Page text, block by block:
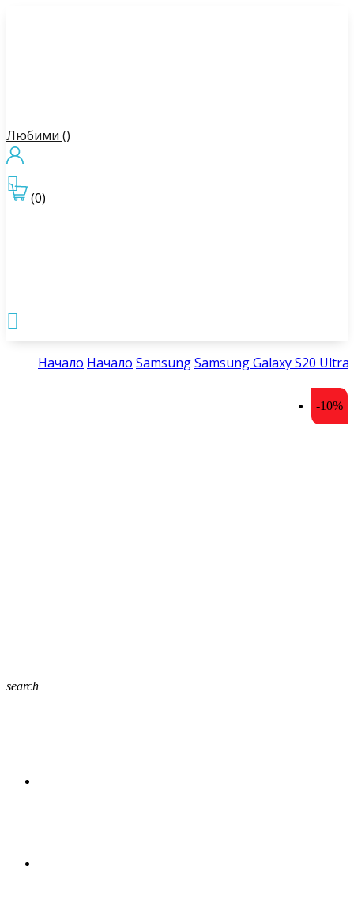
Любими ()
(0)


Начало Начало SamsungSamsung Galaxy S20 Ultra
-10%
search